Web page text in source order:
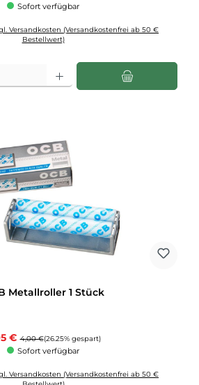
Sofort verfügbar
Versandkosten (Versandkostenfrei ab 50 €
Bestellwert)
Wert ein oder benutze die Schaltflächen
Metallroller 1 Stück
€ Regulärer Preis:
4,00 €(26.25% gespart)
Sofort verfügbar
Versandkosten (Versandkostenfrei ab 50 €